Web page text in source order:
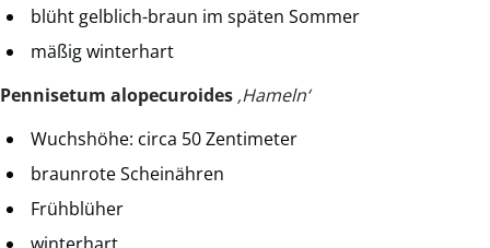
blüht gelblich-braun im späten Sommer
mäßig winterhart
Pennisetum alopecuroides ‚Hameln‘
Wuchshöhe: circa 50 Zentimeter
braunrote Scheinähren
Frühblüher